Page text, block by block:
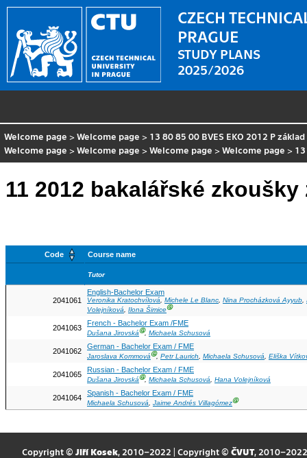
CZECH
PRAGUE
STUDY PLANS
2025/2026
Welcome page >Welcome page > 13 80 85 00 BVES EKO 2012 P základ
Welcome page >Welcome page >Welcome page >Welcome page > 13
11 2012 bakalářské
Code Course name
Tutor
2041061
English-Bachelor Exam
Veronika Kratochvílová, Michele Le Blanc, Nina Procházková Ayyub,
Volejníková, Ilona ŠimiceⒼ
2041063
French - Bachelor Exam /FME
Dušana JirovskáⒼ, Michaela Schusová
2041062
German - Bachelor Exam / FME
Jaroslava KommováⒼ, Petr Laurich, Michaela Schusová, Eliška
2041065
Russian - Bachelor Exam / FME
Dušana JirovskáⒼ, Michaela Schusová, Hana Volejníková
2041064
Spanish - Bachelor Exam / FME
Michaela Schusová, Jaime Andrés VillagómezⒼ
Copyright © Jiří Kosek, 2010–2022 | Copyright © ČVUT, 2010–2022